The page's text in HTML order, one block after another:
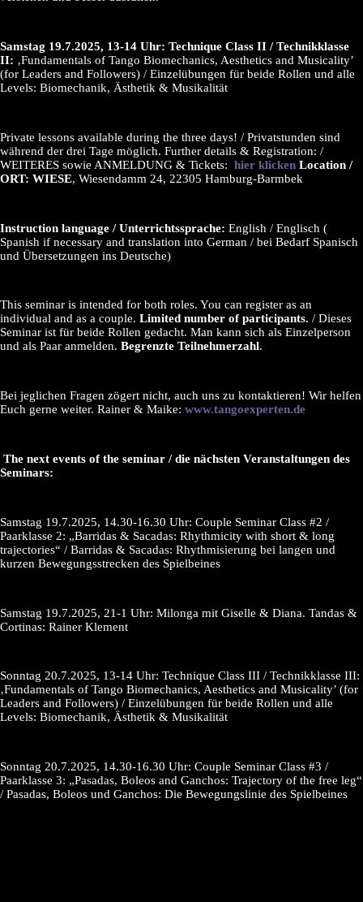
Samstag 19.7.2025, 13-14 Uhr: Technique Class II / Technikklasse
II: ‚Fundamentals of Tango Biomechanics, Aesthetics and Musicality’
(for Leaders and Followers) / Einzelübungen für beide Rollen und alle
Levels: Biomechanik, Ästhetik & Musikalität
Private lessons available during the three days! / Privatstunden sind
während der drei Tage möglich. Further details & Registration: /
WEITERES sowie ANMELDUNG & Tickets: hier klicken Location /
ORT: WIESE, Wiesendamm 24, 22305 Hamburg-Barmbek
Instruction language / Unterrichtssprache: English / Englisch (
Spanish if necessary and translation into German / bei Bedarf Spanisch
und Übersetzungen ins Deutsche)
This seminar is intended for both roles. You can register as an
individual and as a couple. Limited number of participants. / Dieses
Seminar ist für beide Rollen gedacht. Man kann sich als Einzelperson
und als Paar anmelden. Begrenzte Teilnehmerzahl.
Bei jeglichen Fragen zögert nicht, auch uns zu kontaktieren! Wir helfen
Euch gerne weiter. Rainer & Maike: www.tangoexperten.de
The next events of the seminar / die nächsten Veranstaltungen des
Seminars:
Samstag 19.7.2025, 14.30-16.30 Uhr: Couple Seminar Class #2 /
Paarklasse 2: „Barridas & Sacadas: Rhythmicity with short & long
trajectories“ / Barridas & Sacadas: Rhythmisierung bei langen und
kurzen Bewegungsstrecken des Spielbeines
Samstag 19.7.2025, 21-1 Uhr: Milonga mit Giselle & Diana. Tandas &
Cortinas: Rainer Klement
Sonntag 20.7.2025, 13-14 Uhr: Technique Class III / Technikklasse III:
‚Fundamentals of Tango Biomechanics, Aesthetics and Musicality’ (for
Leaders and Followers) / Einzelübungen für beide Rollen und alle
Levels: Biomechanik, Ästhetik & Musikalität
Sonntag 20.7.2025, 14.30-16.30 Uhr: Couple Seminar Class #3 /
Paarklasse 3: „Pasadas, Boleos and Ganchos: Trajectory of the free leg“
/ Pasadas, Boleos und Ganchos: Die Bewegungslinie des Spielbeines